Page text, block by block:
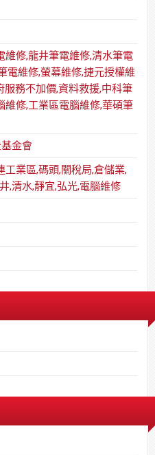
維修,龍井筆電維修,清水筆電
電維修,螢幕維修,捷元授權維
務不加價,資料救援,中科筆
維修,工業區電腦維修,華碩筆
金會
業區,碼頭,關稅局,倉儲業,
,清水,靜宜,弘光,電腦維修